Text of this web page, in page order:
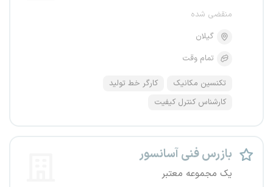
منقضی شده
گیلان
تمام وقت
تکنسین مکانیک
کارگر خط تولید
کارشناس کنترل کیفیت
بازرس فنی آسانسور
یک مجموعه معتبر